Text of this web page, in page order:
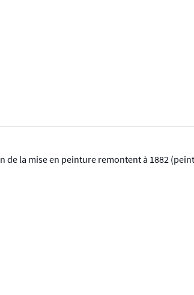
la mise en peinture remontent à 1882